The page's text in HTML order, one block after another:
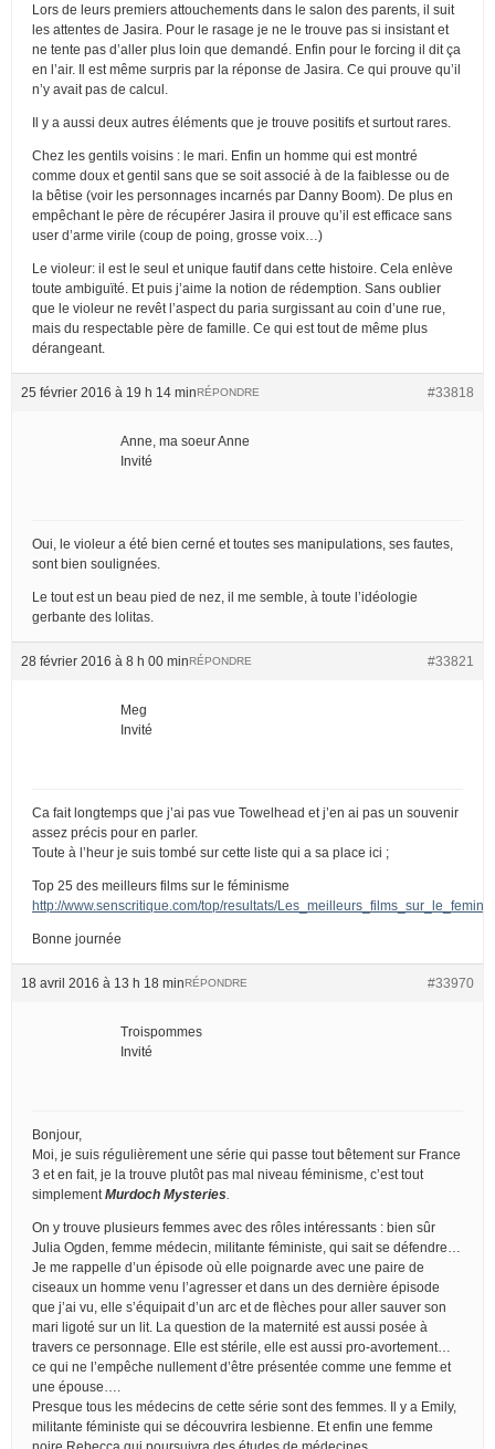
Lors de leurs premiers attouchements dans le salon des parents, il suit
les attentes de Jasira. Pour le rasage je ne le trouve pas si insistant et
ne tente pas d’aller plus loin que demandé. Enfin pour le forcing il dit ça
en l’air. Il est même surpris par la réponse de Jasira. Ce qui prouve qu’il
n’y avait pas de calcul.
Il y a aussi deux autres éléments que je trouve positifs et surtout rares.
Chez les gentils voisins : le mari. Enfin un homme qui est montré
comme doux et gentil sans que se soit associé à de la faiblesse ou de
la bêtise (voir les personnages incarnés par Danny Boom). De plus en
empêchant le père de récupérer Jasira il prouve qu’il est efficace sans
user d’arme virile (coup de poing, grosse voix…)
Le violeur: il est le seul et unique fautif dans cette histoire. Cela enlève
toute ambiguïté. Et puis j’aime la notion de rédemption. Sans oublier
que le violeur ne revêt l’aspect du paria surgissant au coin d’une rue,
mais du respectable père de famille. Ce qui est tout de même plus
dérangeant.
25 février 2016 à 19 h 14 min #33818
RÉPONDRE
Anne, ma soeur Anne
Invité
Oui, le violeur a été bien cerné et toutes ses manipulations, ses fautes,
sont bien soulignées.
Le tout est un beau pied de nez, il me semble, à toute l’idéologie
gerbante des lolitas.
28 février 2016 à 8 h 00 min #33821
RÉPONDRE
Meg
Invité
Ca fait longtemps que j’ai pas vue Towelhead et j’en ai pas un souvenir
assez précis pour en parler.
Toute à l’heur je suis tombé sur cette liste qui a sa place ici ;
Top 25 des meilleurs films sur le féminisme
http://www.senscritique.com/top/resultats/
Bonne journée
18 avril 2016 à 13 h 18 min #33970
RÉPONDRE
Troispommes
Invité
Bonjour,
Moi, je suis régulièrement une série qui passe tout bêtement sur France
3 et en fait, je la trouve plutôt pas mal niveau féminisme, c’est tout
simplement Murdoch Mysteries
On y trouve plusieurs femmes avec des rôles intéressants : bien sûr
Julia Ogden, femme médecin, militante féministe, qui sait se défendre…
Je me rappelle d’un épisode où elle poignarde avec une paire de
ciseaux un homme venu l’agresser et dans un des dernière épisode
que j’ai vu, elle s’équipait d’un arc et de flèches pour aller sauver son
mari ligoté sur un lit. La question de la maternité est aussi posée à
travers ce personnage. Elle est stérile, elle est aussi pro-avortement…
ce qui ne l’empêche nullement d’être présentée comme une femme et
une épouse….
Presque tous les médecins de cette série sont des femmes. Il y a Emily,
militante féministe qui se découvrira lesbienne. Et enfin une femme